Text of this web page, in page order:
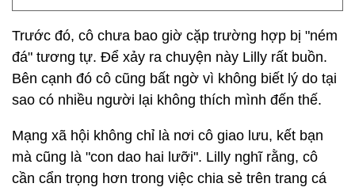
Trước đó, cô chưa bao giờ cặp trường hợp bị "ném
đá" tương tự. Để xảy ra chuyện này Lilly rất buồn.
Bên cạnh đó cô cũng bất ngờ vì không biết lý do tại
sao có nhiều người lại không thích mình đến thế.
Mạng xã hội không chỉ là nơi cô giao lưu, kết bạn
mà cũng là "con dao hai lưỡi". Lilly nghĩ rằng, cô
cần cẩn trọng hơn trong việc chia sẻ trên trang cá